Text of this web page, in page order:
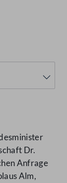
Dr.
Anfrage
Alm,